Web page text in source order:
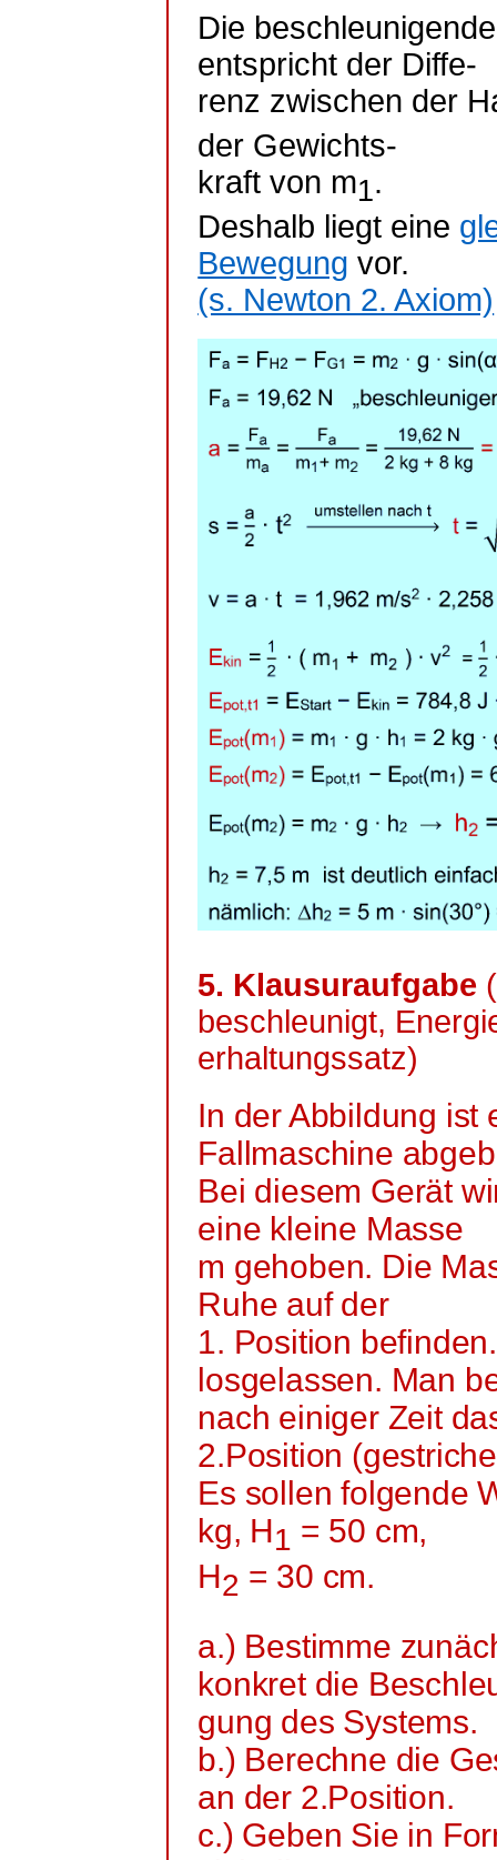
Die
entspricht der Diffe-
renz zwischen der
der Gewichts-
kraft von m1.
Deshalb liegt eine
Bewegung vor.
(s. Newton 2. Axiom)
5. Klausuraufgabe
beschleunigt,
erhaltungssatz)
In der Abbildung ist
Fallmaschine
Bei diesem Gerät
eine kleine Masse
m gehoben. Die
Ruhe auf der
1. Position
losgelassen. Man
nach einiger Zeit
2.Position
Es sollen folgende
kg, H1 = 50 cm,
H2 = 30 cm.
a.) Bestimme
konkret die
gung des Systems.
b.) Berechne die
an der 2.Position.
c.) Geben Sie in